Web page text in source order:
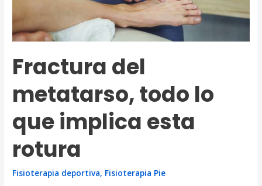
Fractura del
metatarso, todo lo
que implica esta
rotura
Fisioterapia deportiva, Fisioterapia Pie